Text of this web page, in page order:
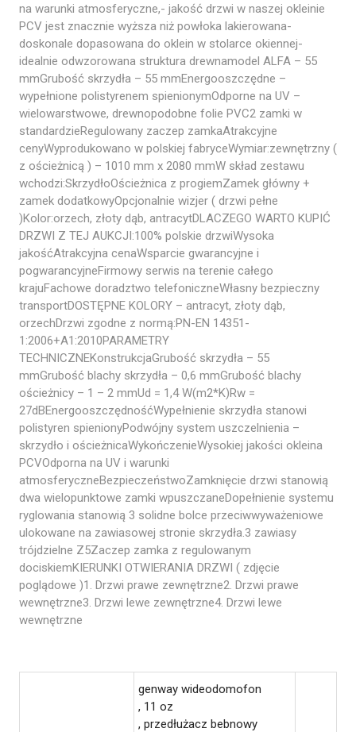
na warunki atmosferyczne,- jakość drzwi w naszej okleinie
PCV jest znacznie wyższa niż powłoka lakierowana-
doskonale dopasowana do oklein w stolarce okiennej-
idealnie odwzorowana struktura drewnamodel ALFA – 55
mmGrubość skrzydła – 55 mmEnergooszczędne –
wypełnione polistyrenem spienionymOdporne na UV –
wielowarstwowe, drewnopodobne folie PVC2 zamki w
standardzieRegulowany zaczep zamkaAtrakcyjne
cenyWyprodukowano w polskiej fabryceWymiar:zewnętrzny (
z ościeżnicą ) – 1010 mm x 2080 mmW skład zestawu
wchodzi:SkrzydłoOścieżnica z progiemZamek główny +
zamek dodatkowyOpcjonalnie wizjer ( drzwi pełne
)Kolor:orzech, złoty dąb, antracytDLACZEGO WARTO KUPIĆ
DRZWI Z TEJ AUKCJI:100% polskie drzwiWysoka
jakośćAtrakcyjna cenaWsparcie gwarancyjne i
pogwarancyjneFirmowy serwis na terenie całego
krajuFachowe doradztwo telefoniczneWłasny bezpieczny
transportDOSTĘPNE KOLORY – antracyt, złoty dąb,
orzechDrzwi zgodne z normą:PN-EN 14351-
1:2006+A1:2010PARAMETRY
TECHNICZNEKonstrukcjaGrubość skrzydła – 55
mmGrubość blachy skrzydła – 0,6 mmGrubość blachy
ościeżnicy – 1 – 2 mmUd = 1,4 W(m2*K)Rw =
27dBEnergooszczędnośćWypełnienie skrzydła stanowi
polistyren spienionyPodwójny system uszczelnienia –
skrzydło i ościeżnicaWykończenieWysokiej jakości okleina
PCVOdporna na UV i warunki
atmosferyczneBezpieczeństwoZamknięcie drzwi stanowią
dwa wielopunktowe zamki wpuszczaneDopełnienie systemu
ryglowania stanowią 3 solidne bolce przeciwwyważeniowe
ulokowane na zawiasowej stronie skrzydła.3 zawiasy
trójdzielne Z5Zaczep zamka z regulowanym
dociskiemKIERUNKI OTWIERANIA DRZWI ( zdjęcie
poglądowe )1. Drzwi prawe zewnętrzne2. Drzwi prawe
wewnętrzne3. Drzwi lewe zewnętrzne4. Drzwi lewe
wewnętrzne
genway wideodomofon
, 11 oz
, przedłużacz bebnowy